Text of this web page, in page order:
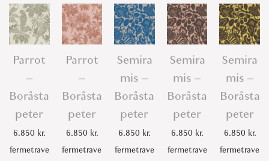
Parrot
–
Boråsta
peter
6.850 kr.
fermetrave
Parrot
–
Boråsta
peter
6.850 kr.
fermetrave
Semira
mis –
Boråsta
peter
6.850 kr.
fermetrave
Semira
mis –
Boråsta
peter
6.850 kr.
fermetrave
Semira
mis –
Boråsta
peter
6.850 kr.
fermetrave